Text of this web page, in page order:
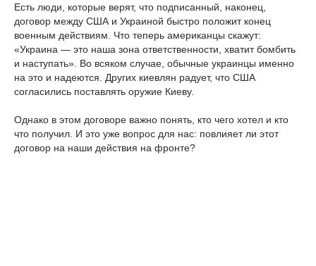
Есть люди, которые верят, что подписанный, наконец,
договор между США и Украиной быстро положит конец
военным действиям. Что теперь американцы скажут:
«Украина — это наша зона ответственности, хватит бомбить
и наступать». Во всяком случае, обычные украинцы именно
на это и надеются. Других киевлян радует, что США
согласились поставлять оружие Киеву.
Однако в этом договоре важно понять, кто чего хотел и кто
что получил. И это уже вопрос для нас: повлияет ли этот
договор на наши действия на фронте?